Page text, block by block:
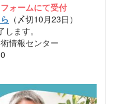
ォームにて受付
（〆切10月23日）
ます。
情報センター